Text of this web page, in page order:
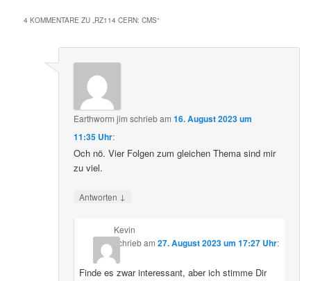
4 KOMMENTARE ZU „ RZ114 CERN: CMS“
Earthworm jim schriebam16. August 2023 um
11:35 Uhr:
Och nö. Vier Folgen zum gleichen Thema sind mir
zu viel.
Antworten ↓
Kevin
schriebam 27. August 2023 um 17:27 Uhr:
Finde es zwar interessant, aber ich stimme Dir